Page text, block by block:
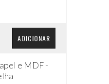
ADICIONAR
e MDF -